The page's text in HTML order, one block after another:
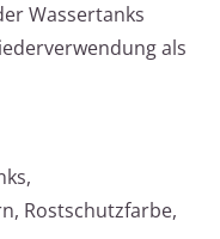
Wassertanks
als
Rostschutzfarbe,